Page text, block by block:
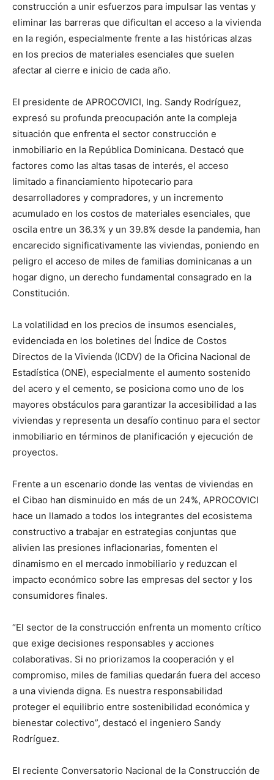
construcción a unir esfuerzos para impulsar las ventas y
eliminar las barreras que dificultan el acceso a la vivienda
en la región, especialmente frente a las históricas alzas
en los precios de materiales esenciales que suelen
afectar al cierre e inicio de cada año.
El presidente de APROCOVICI, Ing. Sandy Rodríguez,
expresó su profunda preocupación ante la compleja
situación que enfrenta el sector construcción e
inmobiliario en la República Dominicana. Destacó que
factores como las altas tasas de interés, el acceso
limitado a financiamiento hipotecario para
desarrolladores y compradores, y un incremento
acumulado en los costos de materiales esenciales, que
oscila entre un 36.3% y un 39.8% desde la pandemia, han
encarecido significativamente las viviendas, poniendo en
peligro el acceso de miles de familias dominicanas a un
hogar digno, un derecho fundamental consagrado en la
Constitución.
La volatilidad en los precios de insumos esenciales,
evidenciada en los boletines del Índice de Costos
Directos de la Vivienda (ICDV) de la Oficina Nacional de
Estadística (ONE), especialmente el aumento sostenido
del acero y el cemento, se posiciona como uno de los
mayores obstáculos para garantizar la accesibilidad a las
viviendas y representa un desafío continuo para el sector
inmobiliario en términos de planificación y ejecución de
proyectos.
Frente a un escenario donde las ventas de viviendas en
el Cibao han disminuido en más de un 24%, APROCOVICI
hace un llamado a todos los integrantes del ecosistema
constructivo a trabajar en estrategias conjuntas que
alivien las presiones inflacionarias, fomenten el
dinamismo en el mercado inmobiliario y reduzcan el
impacto económico sobre las empresas del sector y los
consumidores finales.
“El sector de la construcción enfrenta un momento crítico
que exige decisiones responsables y acciones
colaborativas. Si no priorizamos la cooperación y el
compromiso, miles de familias quedarán fuera del acceso
a una vivienda digna. Es nuestra responsabilidad
proteger el equilibrio entre sostenibilidad económica y
bienestar colectivo”, destacó el ingeniero Sandy
Rodríguez.
El reciente Conversatorio Nacional de la Construcción de